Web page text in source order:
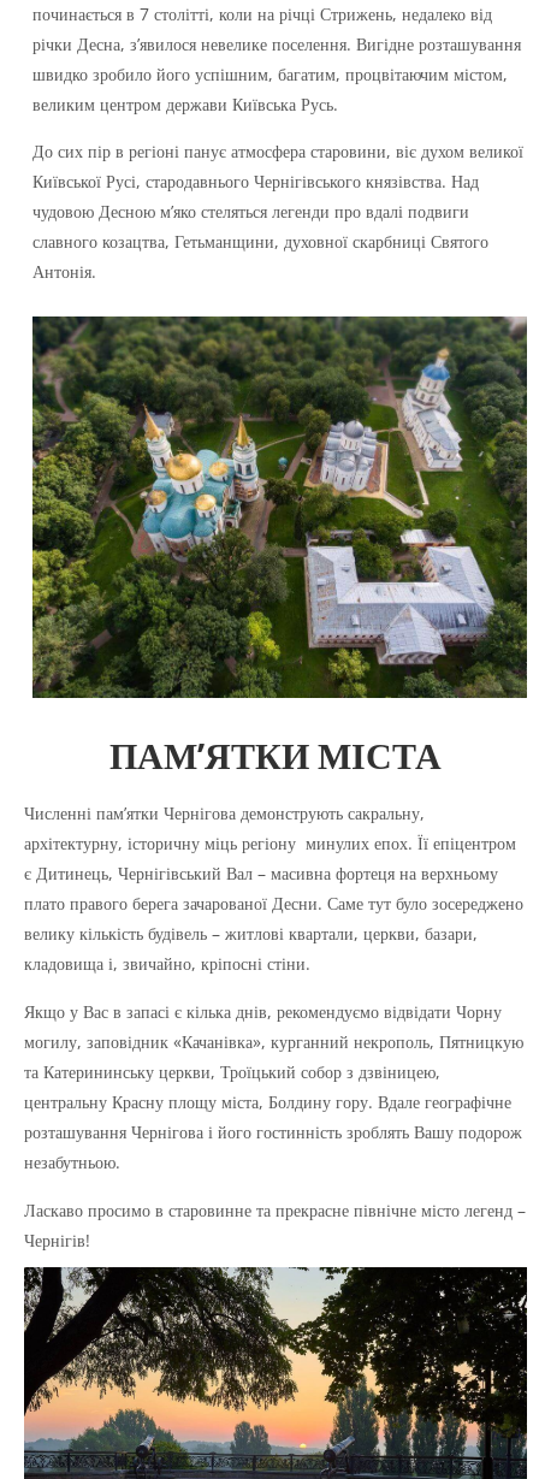
починається в 7 столітті, коли на річці Стрижень, недалеко від
річки Десна, з’явилося невелике поселення. Вигідне розташування
швидко зробило його успішним, багатим, процвітаючим містом,
великим центром держави Київська Русь.
До сих пір в регіоні панує атмосфера старовини, віє духом великої
Київської Русі, стародавнього Чернігівського князівства. Над
чудовою Десною м’яко стеляться легенди про вдалі подвиги
славного козацтва, Гетьманщини, духовної скарбниці Святого
Антонія.
ПАМ’ЯТКИ МІСТА
Численні пам’ятки Чернігова демонструють сакральну,
архітектурну, історичну міць регіону минулих епох. Її епіцентром
є Дитинець, Чернігівський Вал – масивна фортеця на верхньому
плато правого берега зачарованої Десни. Саме тут було зосереджено
велику кількість будівель – житлові квартали, церкви, базари,
кладовища і, звичайно, кріпосні стіни.
Якщо у Вас в запасі є кілька днів, рекомендуємо відвідати Чорну
могилу, заповідник «Качанівка», курганний некрополь, Пятницкую
та Катерининську церкви, Троїцький собор з дзвіницею,
центральну Красну площу міста, Болдину гору. Вдале географічне
розташування Чернігова і його гостинність зроблять Вашу подорож
незабутньою.
Ласкаво просимо в старовинне та прекрасне північне місто легенд –
Чернігів!